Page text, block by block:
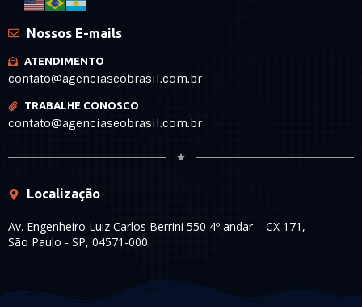
Nossos E-mails
ATENDIMENTO
contato@agenciaseobrasil.com.br
TRABALHE CONOSCO
contato@agenciaseobrasil.com.br
Localização
Av. Engenheiro Luiz Carlos Berrini 550 4º andar – CX 171,
São Paulo - SP, 04571-000